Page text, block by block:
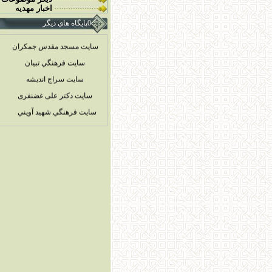
اخبار مهديه
0پايگاه هاي ديگر
سایت مسجد مقدس جمکران
سايت فرهنگي تبيان
سايت سراج انديشه
سایت دکتر علی غضنفری
سايت فرهنگي شهيد آويني